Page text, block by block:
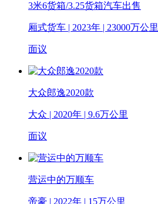
3米6货箱/3.25货箱汽车出售
厢式货车 | 2023年 | 23000万公里
面议
大众郎逸2020款
大众 | 2020年 | 9.6万公里
面议
营运中的万顺车
帝豪 | 2022年 | 15万公里